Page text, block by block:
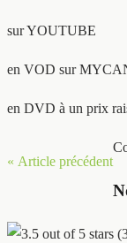
sur YOUTUBE
en VOD sur
en DVD à un prix
« Article précédent